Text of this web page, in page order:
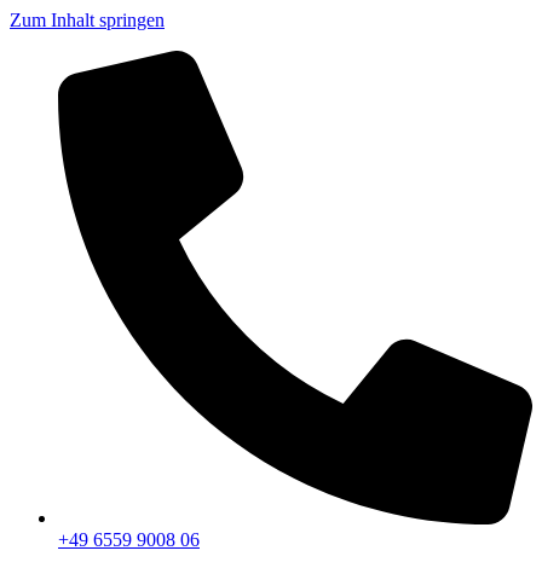
Zum Inhalt springen
+49 6559 9008 06